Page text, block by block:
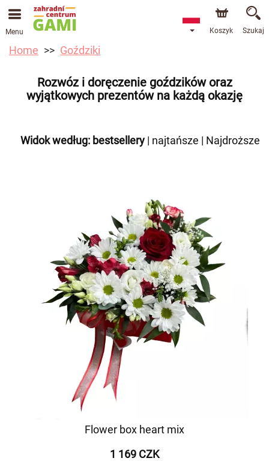
Menu Koszyk Szukaj
Home Goździki
Rozwóz i doręczenie goździków oraz
wyjątkowych prezentów na każdą okazję
Widok według: bestsellery | najtańsze | Najdroższe
Flower box heart mix
1 169 CZK